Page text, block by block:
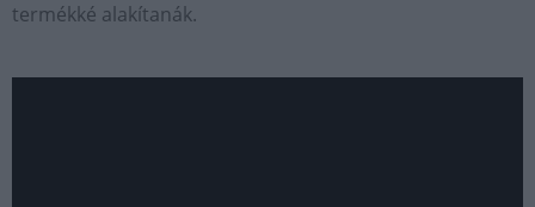
termékké alakítanák.